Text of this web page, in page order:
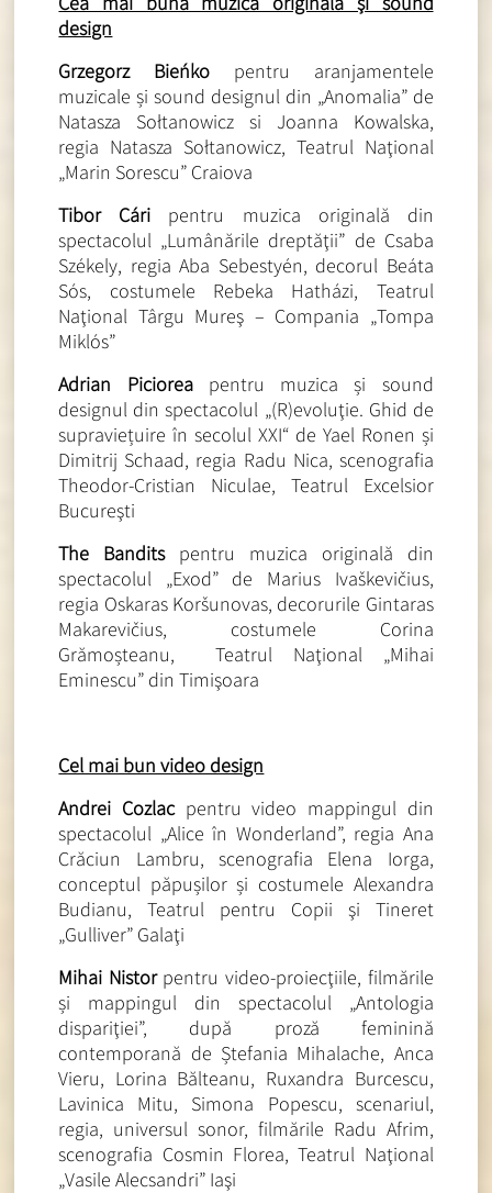
design
Grzegorz Bieńko pentru aranjamentele
muzicale și sound designul din „Anomalia” de
Natasza Sołtanowicz si Joanna Kowalska,
regia Natasza Sołtanowicz, Teatrul Naţional
„Marin Sorescu” Craiova
Tibor Cári pentru muzica originală din
spectacolul „Lumânările dreptăţii” de Csaba
Székely, regia Aba Sebestyén, decorul Beáta
Sós, costumele Rebeka Hatházi, Teatrul
Naţional Târgu Mureş – Compania „Tompa
Miklós”
Adrian Picioreapentru muzica și sound
designul din spectacolul „(R)evoluţie. Ghid de
supraviețuire în secolul XXI“ de Yael Ronen și
Dimitrij Schaad, regia Radu Nica, scenografia
Theodor-Cristian Niculae, Teatrul Excelsior
Bucureşti
The Banditspentru muzica originală din
spectacolul „Exod” de Marius Ivaškevičius,
regia Oskaras Koršunovas, decorurile Gintaras
Makarevičius, costumele Corina
Grămoșteanu, Teatrul Naţional „Mihai
Eminescu” din Timişoara
Cel mai bun video design
Andrei Cozlac pentru video mappingul din
spectacolul „Alice în Wonderland”, regia Ana
Crăciun Lambru, scenografia Elena Iorga,
conceptul păpușilor și costumele Alexandra
Budianu, Teatrul pentru Copii şi Tineret
„Gulliver” Galaţi
Mihai Nistorpentru video-proiecţiile, filmările
și mappingul din spectacolul „Antologia
dispariţiei”, după proză feminină
contemporană de Ștefania Mihalache, Anca
Vieru, Lorina Bălteanu, Ruxandra Burcescu,
Lavinica Mitu, Simona Popescu, scenariul,
regia, universul sonor, filmările Radu Afrim,
scenografia Cosmin Florea, Teatrul Naţional
„Vasile Alecsandri” Iaşi